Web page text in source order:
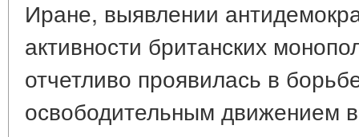
Иране, выявлении
активности британских
отчетливо проявилась в
освободительным движением